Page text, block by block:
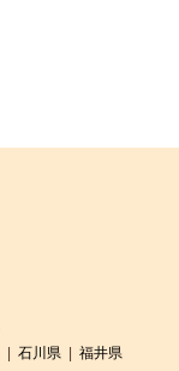
石川県
福井県